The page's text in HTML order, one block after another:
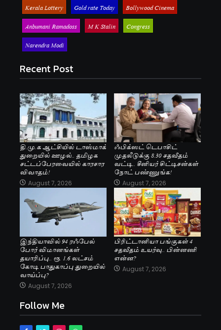
Kerala Lottery
Gold rate Today
Bollywood Cinema
Anbumani Ramadoss
M K Stalin
Congress
Narendra Modi
Recent Post
தி.மு.க ஆட்சியில் டாஸ்மாக்
துறையில் ஊழல்.. தமிழக
சட்டப்பேரவையில் காரசார
விவாதம்!
August 7, 2026
ஃபிக்ஸட் டெபாசிட்
முதலீடுக்கு 8.30 சதவீதம்
வட்டி.. சீனியர் சிட்டிசன்கள்
நோட் பண்ணுங்க!
August 7, 2026
இந்தியாவில் 94 ரஃபேல்
போர் விமானங்கள்
தயாரிப்பு.. ரூ. 1.6 லட்சம்
கோடி பாதுகாப்பு துறையில்
வாய்ப்பு?
August 7, 2026
பிரிட்டானியா பங்குகள் 4
சதவீதம் உயர்வு.. பின்னணி
என்ன?
August 7, 2026
Follow Me